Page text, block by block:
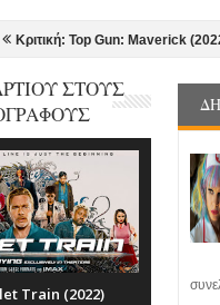
Gun: Maverick (2022)
ΣΤΟΥΣ
Train (2022)